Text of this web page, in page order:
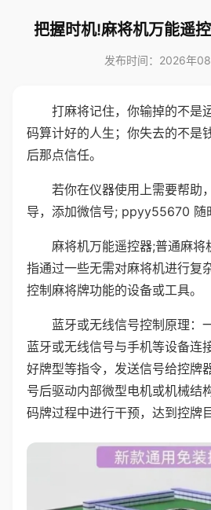
把握时机!麻将机万能遥
发布时间：2026年
打麻将记住，你输掉的不是
码算计好的人生；你失去的不是
后那点信任。
若你在仪器使用上需要帮助
导，添加微信号; ppyy55670 随
麻将机万能遥控器;普通麻将
指通过一些无需对麻将机进行复
控制麻将牌功能的设备或工具。
蓝牙或无线信号控制原理：
蓝牙或无线信号与手机等设备连
好牌型等指令，发送信号给控牌
号后驱动内部微型电机或机械结
码牌过程中进行干预，达到控牌目